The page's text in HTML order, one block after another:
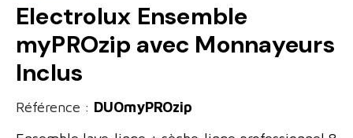
Electrolux Ensemble
myPROzip avec Monnayeurs
Inclus
Référence : DUOmyPROzip